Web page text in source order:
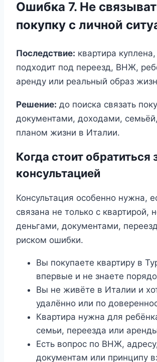
Ошибка 7. Не
покупку с личной
Последствие: квартира
подходит под переезд, ВНЖ,
аренду или реальный образ
Решение: до поиска связать
документами, доходами,
планом жизни в Италии.
Когда стоит обратиться
консультацией
Консультация особенно нужна,
связана не только с квартирой,
деньгами, документами,
риском ошибки.
Вы покупаете квартиру в
впервые и не знаете
Вы не живёте в Италии и
удалённо или по
Квартира нужна для
семьи, переезда или
Есть вопрос по ВНЖ,
документам или принципу